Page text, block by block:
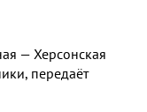
— Херсонская
передаёт